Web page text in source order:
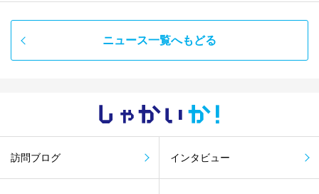
ニュース一覧へもどる
しゃかい か！
訪問ブログ インタビュー